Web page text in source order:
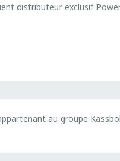
distributeur exclusif
au groupe